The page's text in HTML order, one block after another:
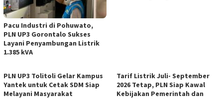
Pacu Industri di Pohuwato,
PLN UP3 Gorontalo Sukses
Layani Penyambungan Listrik
1.385 kVA
PLN UP3 Tolitoli Gelar Kampus
Yantek untuk Cetak SDM Siap
Melayani Masyarakat
Tarif Listrik Juli- September
2026 Tetap, PLN Siap Kawal
Kebijakan Pemerintah dan